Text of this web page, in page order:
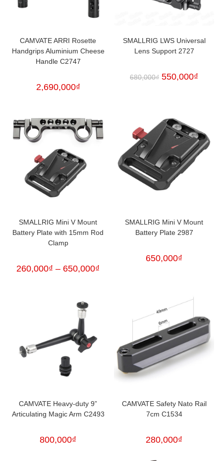
CAMVATE ARRI Rosette
Handgrips Aluminium Cheese
Handle C2747
2,690,000₫
SMALLRIG LWS Universal
Lens Support 2727
680,000₫ 550,000₫
SMALLRIG Mini V Mount
Battery Plate with 15mm Rod
Clamp
260,000₫ – 650,000₫
SMALLRIG Mini V Mount
Battery Plate 2987
650,000₫
CAMVATE Heavy-duty 9”
Articulating Magic Arm C2493
800,000₫
CAMVATE Safety Nato Rail
7cm C1534
280,000₫